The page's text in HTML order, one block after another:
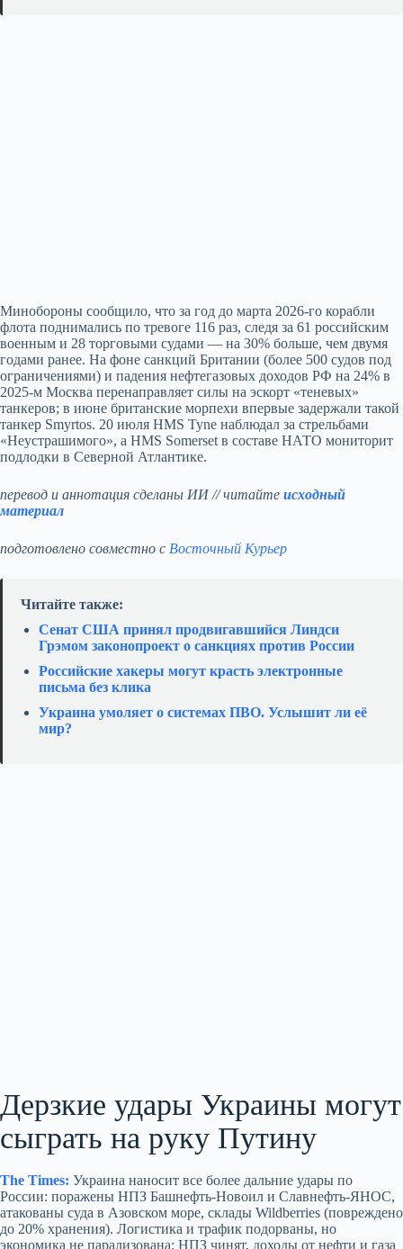
Минобороны сообщило, что за год до марта 2026-го корабли
флота поднимались по тревоге 116 раз, следя за 61 российским
военным и 28 торговыми судами — на 30% больше, чем двумя
годами ранее. На фоне санкций Британии (более 500 судов под
ограничениями) и падения нефтегазовых доходов РФ на 24% в
2025-м Москва перенаправляет силы на эскорт «теневых»
танкеров; в июне британские морпехи впервые задержали такой
танкер Smyrtos. 20 июля HMS Tyne наблюдал за стрельбами
«Неустрашимого», а HMS Somerset в составе НАТО мониторит
подлодки в Северной Атлантике.
перевод и аннотация сделаны ИИ // читайте исходный
материал
подготовлено совместно с Восточный Курьер
Читайте также:
Сенат США принял продвигавшийся Линдси
Грэмом законопроект о санкциях против России
Российские хакеры могут красть электронные
письма без клика
Украина умоляет о системах ПВО. Услышит ли её
мир?
Дерзкие удары Украины могут
сыграть на руку Путину
The Times: Украина наносит все более дальние удары по
России: поражены НПЗ Башнефть‑Новоил и Славнефть‑ЯНОС,
атакованы суда в Азовском море, склады Wildberries (повреждено
до 20% хранения). Логистика и трафик подорваны, но
экономика не парализована: НПЗ чинят, доходы от нефти и газа